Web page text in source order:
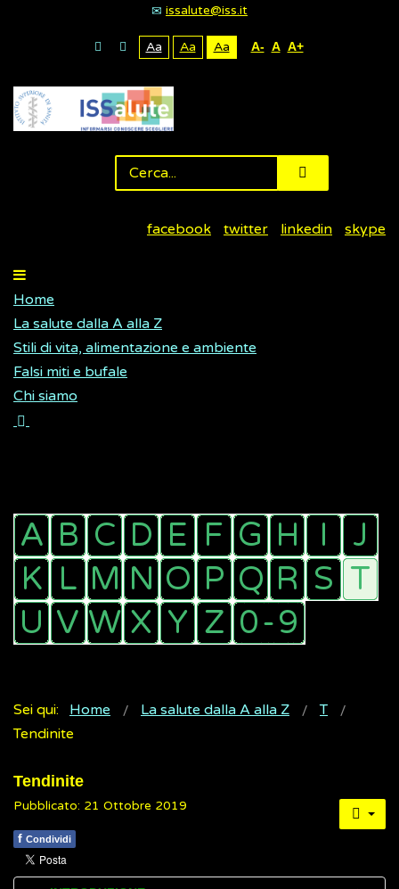
issalute@iss.it
Aa Aa Aa A- A A+
facebook twitter linkedin skype
Home
La salute dalla A alla Z
Stili di vita, alimentazione e ambiente
Falsi miti e bufale
Chi siamo
Sei qui: Home La salute dalla A alla Z
T
Tendinite
Tendinite
Pubblicato: 21 Ottobre 2019
f Condividi